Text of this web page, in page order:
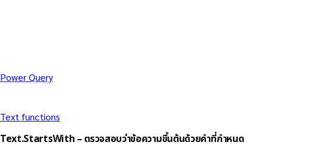
Power Query
Text functions
Text.StartsWith – ตรวจสอบว่าข้อความขึ้นต้นด้วยคำที่กำหนด